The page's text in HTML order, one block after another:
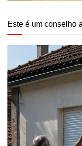
Este é um conselho